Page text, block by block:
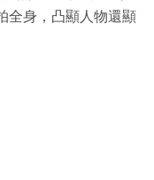
全身，凸顯人物還顯